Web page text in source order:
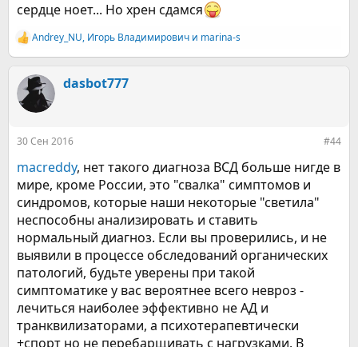
сердце ноет... Но хрен сдамся
Р
е
к
ц
и
Andrey_NU, Игорь Владимирович и marina-s
dasbot777
30 Сен 2016 #44
macreddy, нет такого диагноза ВСД больше нигде в
мире, кроме России, это "свалка" симптомов и
синдромов, которые наши некоторые "светила"
неспособны анализировать и ставить
нормальный диагноз. Если вы проверились, и не
выявили в процессе обследований органических
патологий, будьте уверены при такой
симптоматике у вас вероятнее всего невроз -
лечиться наиболее эффективно не АД и
транквилизаторами, а психотерапевтически
+спорт но не перебарщивать с нагрузками. В